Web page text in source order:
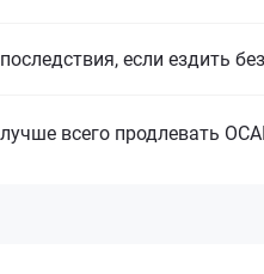
если ездить
всего продлевать